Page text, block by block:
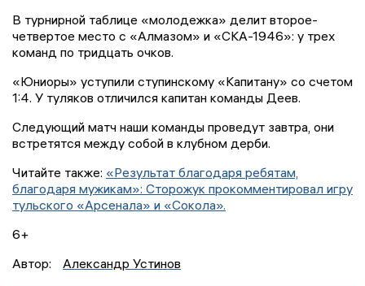
В турнирной таблице «молодежка» делит второе-
четвертое место с «Алмазом» и «СКА-1946»: у трех
команд по тридцать очков.
«Юниоры» уступили ступинскому «Капитану» со счетом
1:4. У туляков отличился капитан команды Деев.
Следующий матч наши команды проведут завтра, они
встретятся между собой в клубном дерби.
Читайте также: «Результат благодаря ребятам,
благодаря мужикам»: Сторожук прокомментировал игру
тульского «Арсенала» и «Сокола».
6+
Автор:
Александр Устинов